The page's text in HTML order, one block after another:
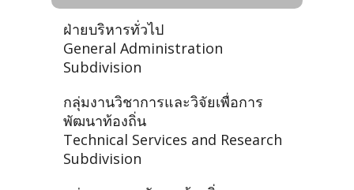
ฝ่ายบริหารทั่วไป
General Administration
Subdivision
กลุ่มงานวิชาการและวิจัยเพื่อการ
พัฒนาท้องถิ่น
Technical Services and Research
Subdivision